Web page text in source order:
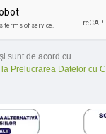
sunt de acord cu
Prelucrarea Datelor cu